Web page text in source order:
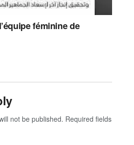
féminine de
not be published. Required fields